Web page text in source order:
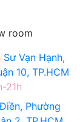
room
Vạn Hạnh,
10, TP.HCM
21h
Phường